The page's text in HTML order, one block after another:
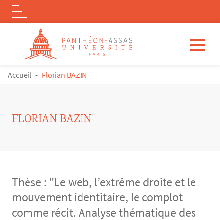
Aller au contenu principal
Logo
FIL D'ARIANE
Accueil Florian BAZIN
FLORIAN BAZIN
Thèse : "Le web, l’extrême droite et le
mouvement identitaire, le complot
comme récit. Analyse thématique des